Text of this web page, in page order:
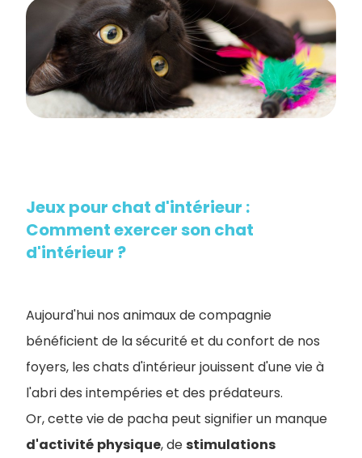
Jeux pour chat d'intérieur :
Comment exercer son chat
d'intérieur ?
Aujourd'hui nos animaux de compagnie
bénéficient de la sécurité et du confort de nos
foyers, les chats d'intérieur jouissent d'une vie à
l'abri des intempéries et des prédateurs.
Or, cette vie de pacha peut signifier un manque
d'activité physique, destimulations